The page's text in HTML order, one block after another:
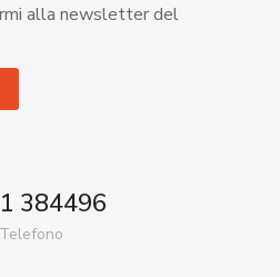
alla newsletter del
384496
Telefono